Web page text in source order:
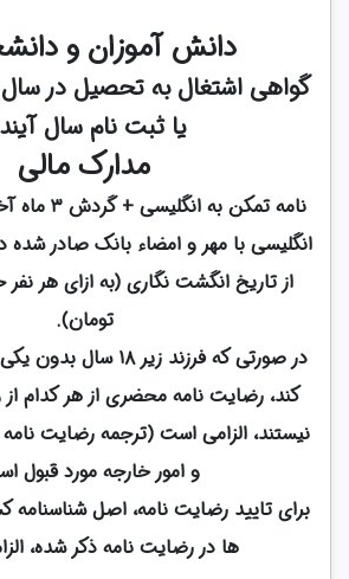
دانش آموزان و
گواهی اشتغال به تحصیل در
یا ثبت نام سال
مدارک مالی
نامه تمکن
تومان).
در صورتی که فرزند زیر
کند، رضایت نامه محضری از هر کدام از
نیستند، الزامی است (ترجمه رضایت نامه
و امور خارجه مورد قبول
برای تایید رضایت نامه، اصل
ها در رضایت نامه ذکر شده،